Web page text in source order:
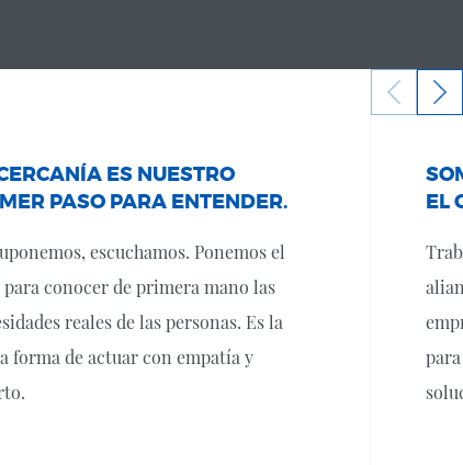
ES NUESTRO
PASO PARA ENTENDER.
escuchamos. Ponemos el
conocer de primera mano las
reales de las personas. Es la
forma de actuar con empatía y
EL